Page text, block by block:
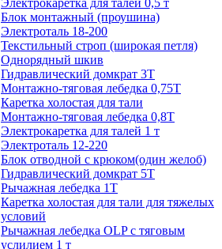
Электрокаретка для талей 0,5 т
Блок монтажный (проушина)
Электроталь 18-200
Текстильный строп (широкая петля)
Однорядный шкив
Гидравлический домкрат 3T
Монтажно-тяговая лебедка 0,75Т
Каретка холостая для тали
Монтажно-тяговая лебедка 0,8Т
Электрокаретка для талей 1 т
Электроталь 12-220
Блок отводной с крюком(один желоб)
Гидравлический домкрат 5T
Рычажная лебедка 1Т
Каретка холостая для тали для тяжелых
условий
Рычажная лебедка OLP с тяговым
услилием 1 т